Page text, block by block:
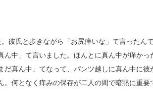
氏と歩きながら「お尻痒いな」て言ったん
ん中」て言いました。ほんとに真ん中が痒か
だ真ん中」てなって、パンツ越しに真ん中に
。何となく痒みの保存が二人の間で暗黙に重